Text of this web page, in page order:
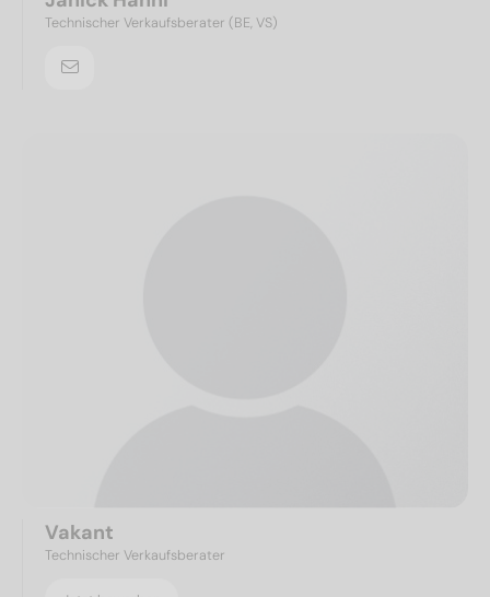
Technischer Verkaufsberater (BE, VS)
Vakant
Technischer Verkaufsberater